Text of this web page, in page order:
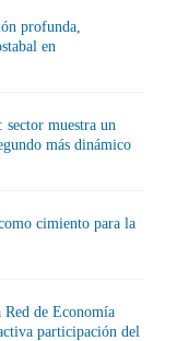
profunda,
en
muestra un
más dinámico
cimiento para la
Red de Economía
participación del